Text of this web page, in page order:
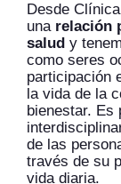
Desde
una relación
salud y
como seres
participación
la vida de la
bienestar. Es
de las
través de su
vida diaria.